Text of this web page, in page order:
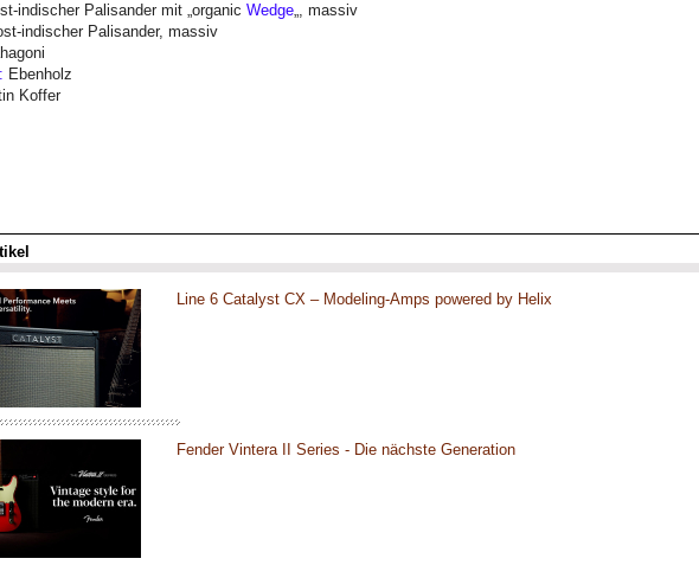
indischer Palisander mit „organic Wedge„, massiv
indischer Palisander, massiv
Ebenholz
Koffer
Line 6 Catalyst CX – Modeling-Amps powered by Helix
Fender Vintera II Series - Die nächste Generation